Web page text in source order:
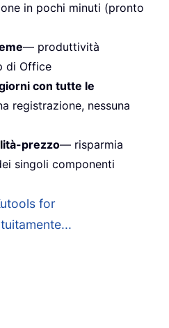
in pochi minuti (pronto
— produttività
di Office
con tutte le
registrazione, nessuna
prezzo— risparmia
singoli componenti
for